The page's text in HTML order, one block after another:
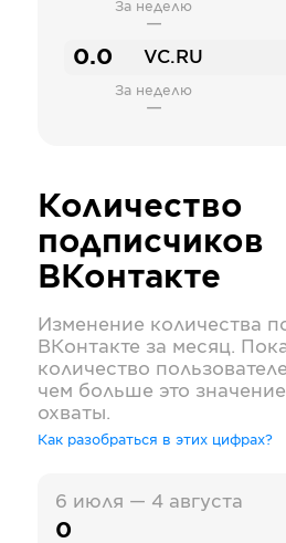
За неделю
—
0.0 VC.RU
За неделю
—
Количество
подписчиков
ВКонтакте
Изменение количества
ВКонтакте за месяц.
количество
чем больше это
охваты.
Как разобраться в этих цифрах?
6 июля — 4 августа
0